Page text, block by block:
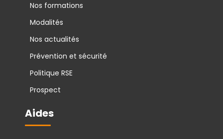
Nos formations
Modalités
Nos actualités
Prévention et sécurité
Politique RSE
Prospect
Aides